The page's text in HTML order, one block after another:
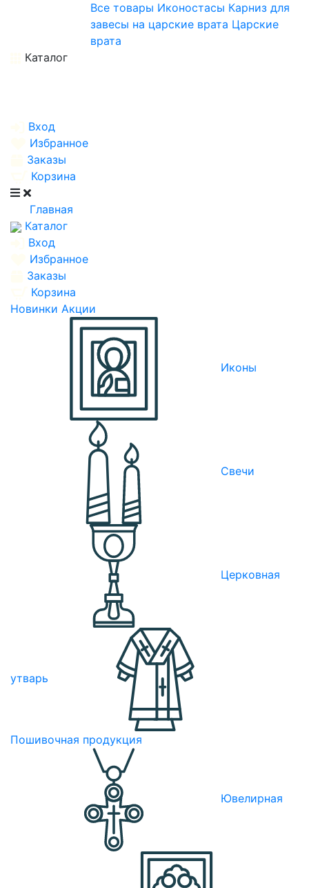
Все товары Иконостасы Карниз для
завесы на царские врата Царские
врата
Каталог
Вход
Избранное
Заказы
Корзина
Главная
Каталог
Вход
Избранное
Заказы
Корзина
Новинки Акции
Иконы
Свечи
Церковная
утварь
Пошивочная продукция
Ювелирная